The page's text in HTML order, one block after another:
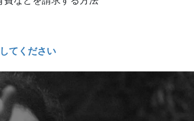
てください